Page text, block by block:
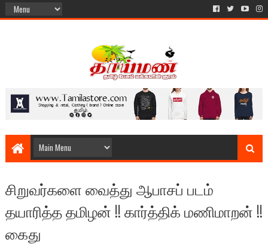
சிறுவர்களை வைத்து ஆபாசப் படம்
தயாரித்த தமிழன் !! கார்த்திக் மணிமாறன் !!
கைது